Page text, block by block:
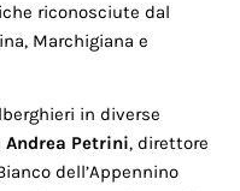
riconosciute dal
Marchigiana e
in diverse
Andrea Petrini, direttore
dell’Appennino